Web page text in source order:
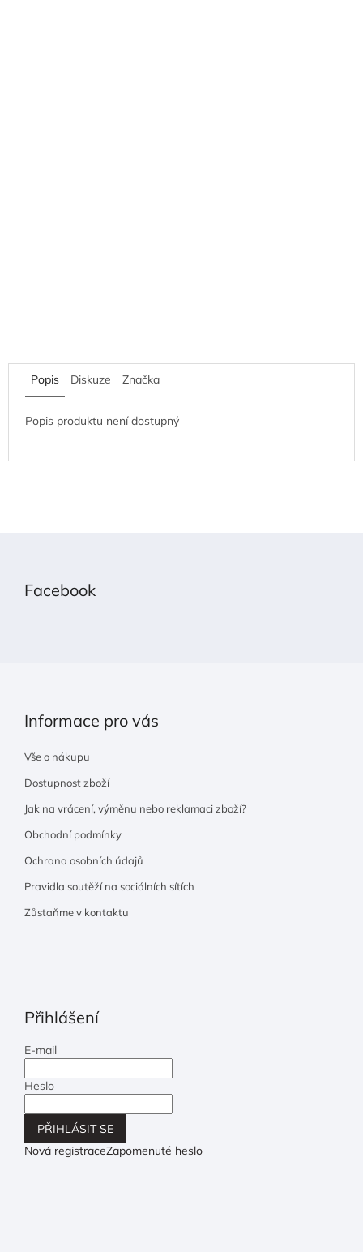
Popis Diskuze Značka
Popis produktu není dostupný
Facebook
Informace pro vás
Vše o nákupu
Dostupnost zboží
Jak na vrácení, výměnu nebo reklamaci zboží?
Obchodní podmínky
Ochrana osobních údajů
Pravidla soutěží na sociálních sítích
Zůstaňme v kontaktu
Přihlášení
E-mail
Heslo
PŘIHLÁSIT SE
Nová registraceZapomenuté heslo